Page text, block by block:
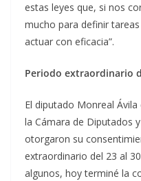
estas leyes que, si nos
mucho para definir
actuar con eficacia”.
Periodo extraordinario
El diputado Monreal
la Cámara de Diputados
otorgaron su
extraordinario del 23 al
algunos, hoy terminé la